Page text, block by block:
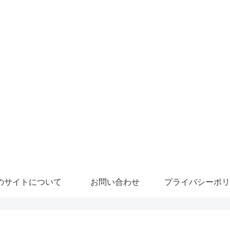
サイトについて お問い合わせ プライバシーポ